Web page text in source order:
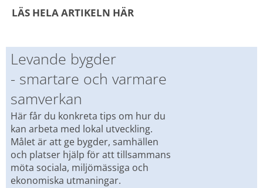
LÄS HELA ARTIKELN HÄR
Levande bygder
- smartare och varmare
samverkan
Här får du konkreta tips om hur du
kan arbeta med lokal utveckling.
Målet är att ge bygder, samhällen
och platser hjälp för att tillsammans
möta sociala, miljömässiga och
ekonomiska utmaningar.